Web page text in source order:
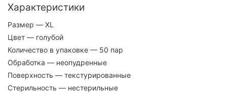
Характеристики
Размер — XL
Цвет — голубой
Количество в упаковке — 50 пар
Обработка — неопудренные
Поверхность — текстурированные
Стерильность — нестерильные